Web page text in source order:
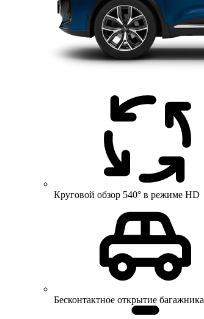
Круговой обзор 540° в режиме HD
Бесконтактное открытие багажника